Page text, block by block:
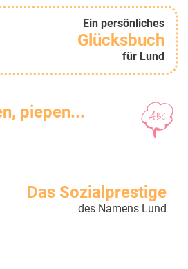
Ein persönliches
Glücksbuch
für Lund
piepen...
Das Sozialprestige
des Namens Lund